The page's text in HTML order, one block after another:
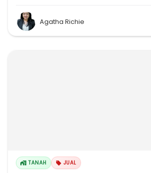
Agatha Richie
TANAH JUAL